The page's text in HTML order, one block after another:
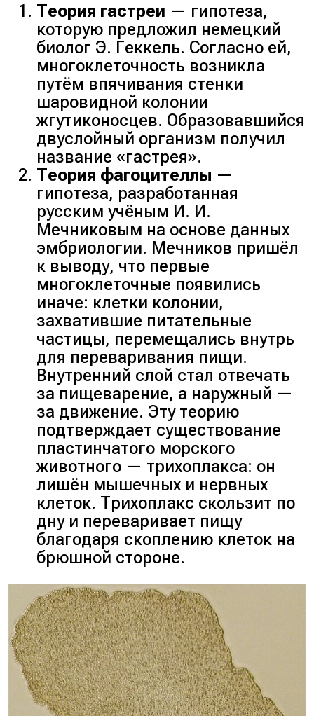
Теория гастреи — гипотеза,
которую предложил немецкий
биолог Э. Геккель. Согласно ей,
многоклеточность возникла
путём впячивания стенки
шаровидной колонии
жгутиконосцев. Образовавшийся
двуслойный организм получил
название «гастрея».
Теория фагоцителлы —
гипотеза, разработанная
русским учёным И. И.
Мечниковым на основе данных
эмбриологии. Мечников пришёл
к выводу, что первые
многоклеточные появились
иначе: клетки колонии,
захватившие питательные
частицы, перемещались внутрь
для переваривания пищи.
Внутренний слой стал отвечать
за пищеварение, а наружный —
за движение. Эту теорию
подтверждает существование
пластинчатого морского
животного — трихоплакса: он
лишён мышечных и нервных
клеток. Трихоплакс скользит по
дну и переваривает пищу
благодаря скоплению клеток на
брюшной стороне.